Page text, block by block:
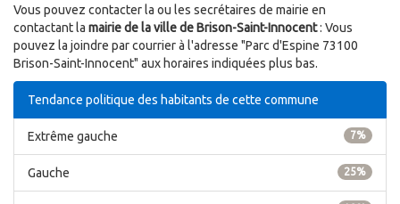
Vous pouvez contacter la ou les secrétaires de mairie en
contactant la mairie de la ville de Brison-Saint-Innocent: Vous
pouvez la joindre par courrier à l'adresse "Parc d'Espine 73100
Brison-Saint-Innocent" aux horaires indiquées plus bas.
Tendance politique des habitants de cette commune
7%
Extrême gauche
25%
Gauche